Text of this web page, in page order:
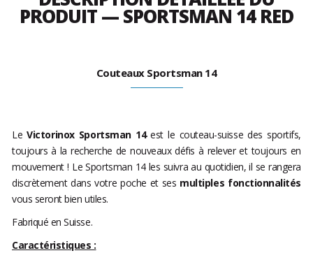
PRODUIT — SPORTSMAN 14 RED
Couteaux Sportsman 14
LeVictorinox Sportsman 14est le couteau-suisse des sportifs,
toujours à la recherche de nouveaux défis à relever et toujours en
mouvement ! Le Sportsman 14 les suivra au quotidien, il se rangera
discrètement dans votre poche et ses multiples fonctionnalités
vous seront bien utiles.
Fabriqué en Suisse.
Caractéristiques :